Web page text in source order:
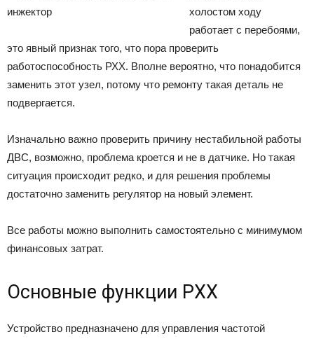
холостом ходу
работает с перебоями,
это явный признак того, что пора проверить
работоспособность РХХ. Вполне вероятно, что понадобится
заменить этот узел, потому что ремонту такая деталь не
подвергается.
Изначально важно проверить причину нестабильной работы
ДВС, возможно, проблема кроется и не в датчике. Но такая
ситуация происходит редко, и для решения проблемы
достаточно заменить регулятор на новый элемент.
Все работы можно выполнить самостоятельно с минимумом
финансовых затрат.
Основные функции РХХ
Устройство предназначено для управления частотой